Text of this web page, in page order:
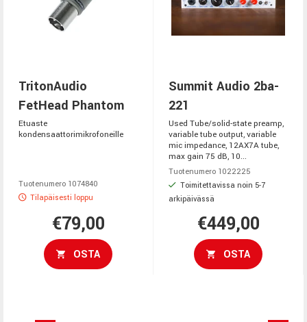
TritonAudio
FetHead Phantom
Etuaste
kondensaattorimikrofoneille
Tuotenumero 1074840
Tilapäisesti loppu
€79,00
OSTA
Summit Audio 2ba-
221
Used Tube/solid-state preamp,
variable tube output, variable
mic impedance, 12AX7A tube,
max gain 75 dB, 10...
Tuotenumero 1022225
Toimitettavissa noin 5-7
arkipäivässä
€449,00
OSTA